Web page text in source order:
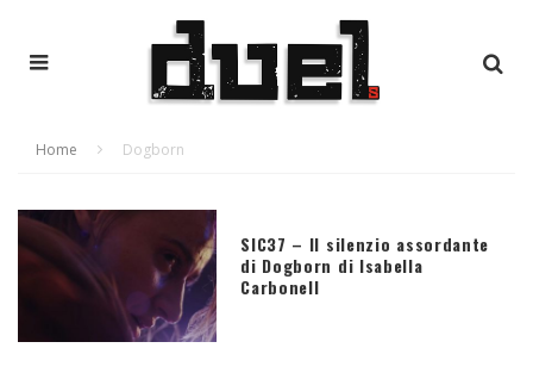
Home Dogborn
SIC37 – Il silenzio assordante
di Dogborn di Isabella
Carbonell